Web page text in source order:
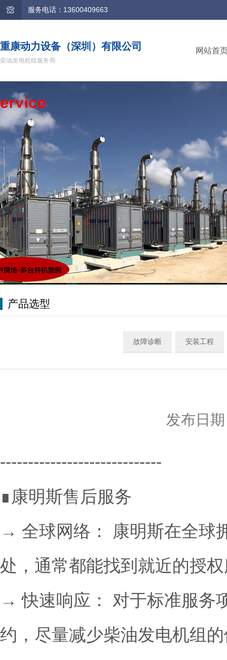
服务电话：13600409663
重康动力设备（深圳）有限公司
柴油发电机组服务商
网站首
产品选型
故障诊断 安装工程
发布日
-----------------------------
∎康明斯售后服务
→ 全球网络： 康明斯在全球
处，通常都能找到就近的授
→ 快速响应： 对于标准服务
约，尽量减少柴油发电机组